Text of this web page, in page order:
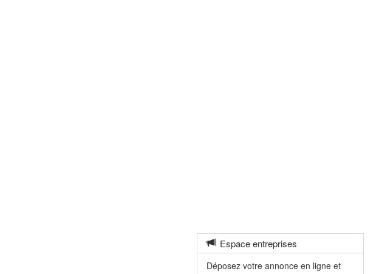
Espace entreprises
Déposez votre annonce en ligne et